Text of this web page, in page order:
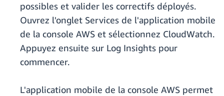
possibles et valider les correctifs déployés.
Ouvrez l'onglet Services de l'application mobile
de la console AWS et sélectionnez CloudWatch.
Appuyez ensuite sur Log Insights pour
commencer.
L'application mobile de la console AWS permet